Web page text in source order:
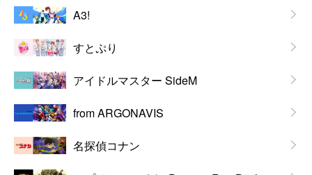
A3!
すとぷり
アイドルマスター SideM
from ARGONAVIS
名探偵コナン